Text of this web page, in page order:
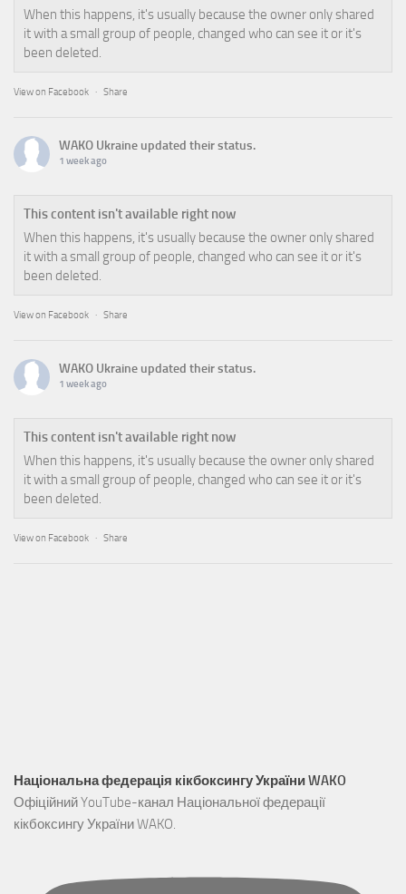
When this happens, it's usually because the owner only shared
it with a small group of people, changed who can see it or it's
been deleted.
View on Facebook · Share
WAKO Ukraine updated their status.
1 week ago
This content isn't available right now
When this happens, it's usually because the owner only shared
it with a small group of people, changed who can see it or it's
been deleted.
View on Facebook · Share
WAKO Ukraine updated their status.
1 week ago
This content isn't available right now
When this happens, it's usually because the owner only shared
it with a small group of people, changed who can see it or it's
been deleted.
View on Facebook · Share
Національна федерація кікбоксингу України WAKO
Офіційний YouTube-канал Національної федерації
кікбоксингу України WAKO.